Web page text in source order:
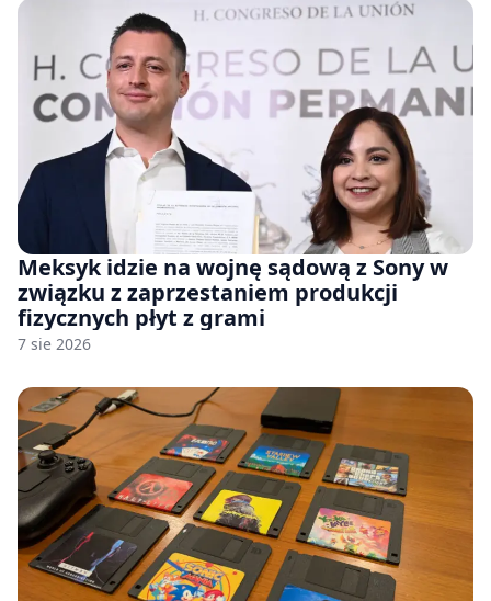
Meksyk idzie na wojnę sądową z Sony w
związku z zaprzestaniem produkcji
fizycznych płyt z grami
7 sie 2026